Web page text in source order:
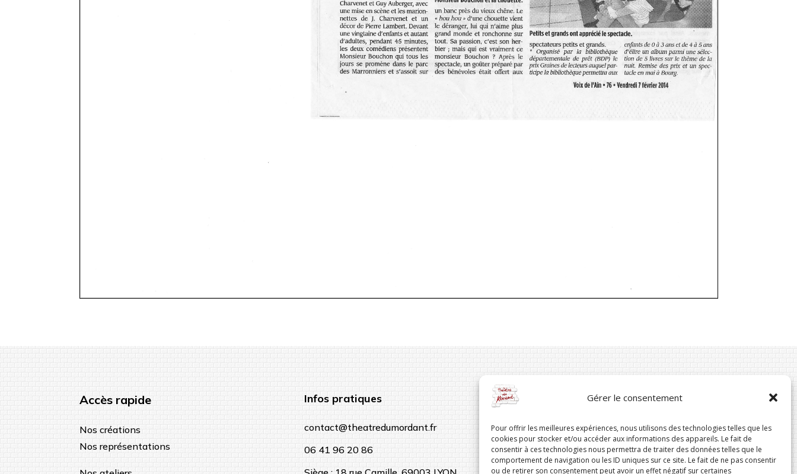
Gérer le consentement
Pour offrir les meilleures expériences, nous utilisons des technologies telles que les
cookies pour stocker et/ou accéder aux informations des appareils. Le fait de
consentir à ces technologies nous permettra de traiter des données telles que le
comportement de navigation ou les ID uniques sur ce site. Le fait de ne pas consentir
ou de retirer son consentement peut avoir un effet négatif sur certaines
Accès rapide
Nos créations
Nos représentations
Infos pratiques
contact@theatredumordant.fr
06 41 96 20 86
Suivez-nous